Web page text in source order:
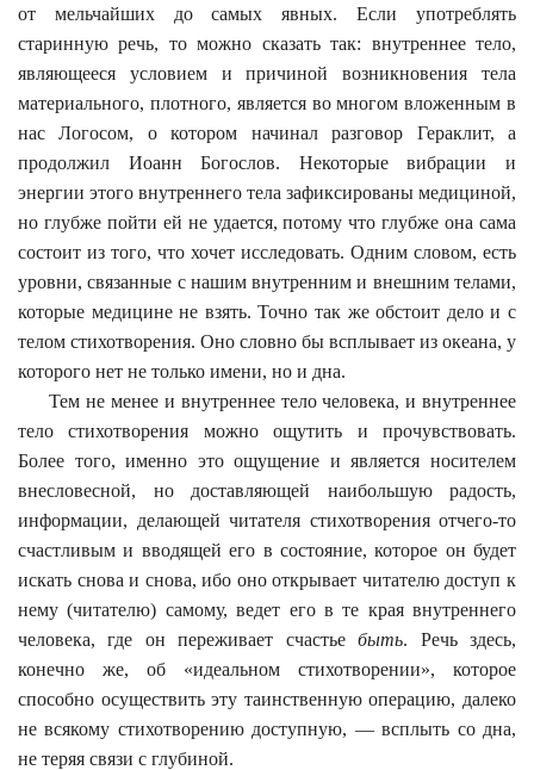
от мельчайших до самых явных. Если употреблять
старинную речь, то можно сказать так: внутреннее тело,
являющееся условием и причиной возникновения тела
материального, плотного, является во многом вложенным в
нас Логосом, о котором начинал разговор Гераклит, а
продолжил Иоанн Богослов. Некоторые вибрации и
энергии этого внутреннего тела зафиксированы медициной,
но глубже пойти ей не удается, потому что глубже она сама
состоит из того, что хочет исследовать. Одним словом, есть
уровни, связанные с нашим внутренним и внешним телами,
которые медицине не взять. Точно так же обстоит дело и с
телом стихотворения. Оно словно бы всплывает из океана, у
которого нет не только имени, но и дна.
Тем не менее и внутреннее тело человека, и внутреннее
тело стихотворения можно ощутить и прочувствовать.
Более того, именно это ощущение и является носителем
внесловесной, но доставляющей наибольшую радость,
информации, делающей читателя стихотворения отчего-то
счастливым и вводящей его в состояние, которое он будет
искать снова и снова, ибо оно открывает читателю доступ к
нему (читателю) самому, ведет его в те края внутреннего
человека, где он переживает счастьебыть. Речь здесь,
конечно же, об «идеальном стихотворении», которое
способно осуществить эту таинственную операцию, далеко
не всякому стихотворению доступную, — всплыть со дна,
не теряя связи с глубиной.